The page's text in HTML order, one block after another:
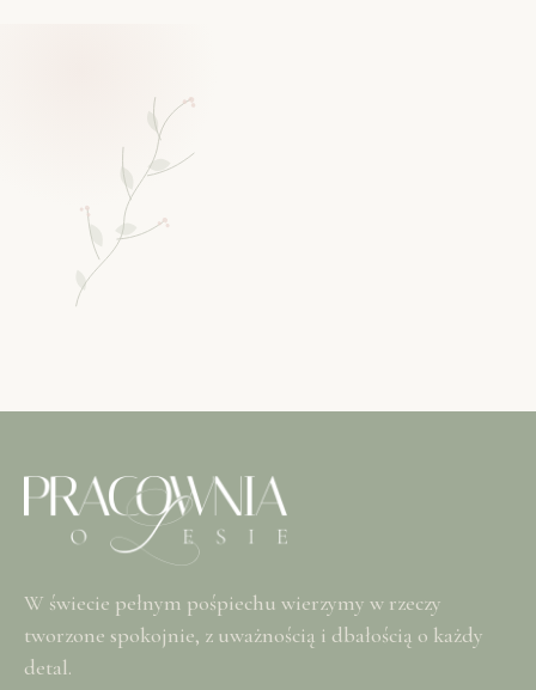
W świecie pełnym pośpiechu wierzymy w rzeczy
tworzone spokojnie, z uważnością i dbałością o każdy
detal.